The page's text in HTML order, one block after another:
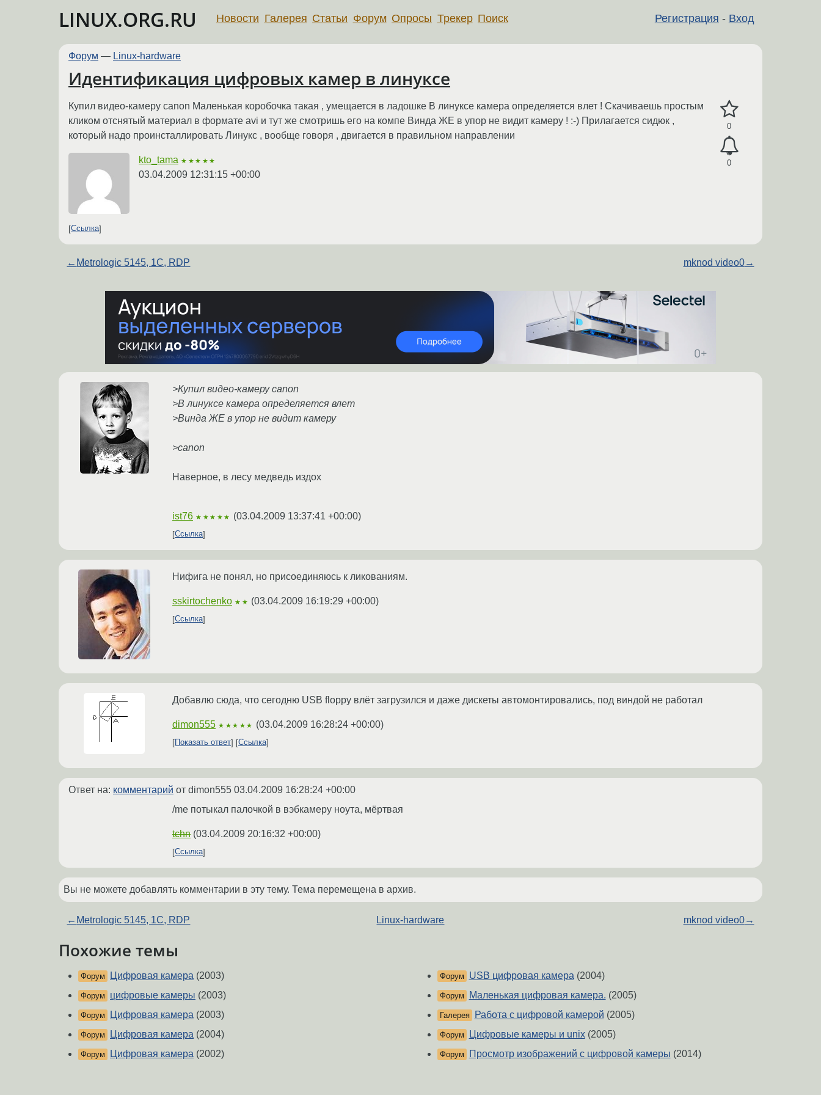
LINUX.ORG.RU Регистрация - Вход
Новости Галерея Статьи Форум Опросы Трекер Поиск
Форум — Linux-hardware
Идентификация цифровых камер в линуксе
0
0
Купил видео-камеру canon Маленькая коробочка такая , умещается в ладошке В линуксе камера определяется влет ! Скачиваешь простым
кликом отснятый материал в формате avi и тут же смотришь его на компе Винда ЖЕ в упор не видит камеру ! :-) Прилагается сидюк ,
который надо проинсталлировать Линукс , вообще говоря , двигается в правильном направлении
kto_tama ★★★★★
03.04.2009 12:31:15 +00:00
Ссылка
← Metrologic 5145, 1C, RDP mknod video0→
>Купил видео-камеру canon
>В линуксе камера определяется влет
>Винда ЖЕ в упор не видит камеру
>canon
Наверное, в лесу медведь издох
ist76 ★★★★★ (03.04.2009 13:37:41 +00:00)
Ссылка
Нифига не понял, но присоединяюсь к ликованиям.
sskirtochenko ★★ (03.04.2009 16:19:29 +00:00)
Ссылка
Добавлю сюда, что сегодню USB floppy влёт загрузился и даже дискеты автомонтировались, под виндой не работал
dimon555 ★★★★★ (03.04.2009 16:28:24 +00:00)
Показать ответ Ссылка
Ответ на: комментарий от dimon555 03.04.2009 16:28:24 +00:00
/me потыкал палочкой в вэбкамеру ноута, мёртвая
tchn (03.04.2009 20:16:32 +00:00)
Ссылка
Вы не можете добавлять комментарии в эту тему. Тема перемещена в архив.
← Metrologic 5145, 1C, RDP Linux-hardware mknod video0→
Похожие темы
Форум Цифровая камера (2003)
Форум цифровые камеры (2003)
Форум Цифровая камера (2003)
Форум Цифровая камера (2004)
Форум Цифровая камера (2002)
Форум USB цифровая камера(2004)
Форум Маленькая цифровая камера. (2005)
Галерея Работа с цифровой камерой (2005)
Форум Цифровые камеры и unix(2005)
Форум Просмотр изображений с цифровой камеры (2014)